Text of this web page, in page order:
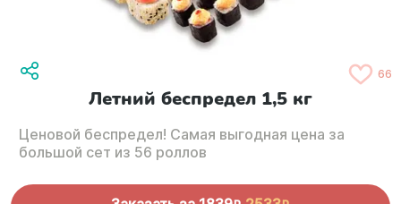
66
Летний беспредел 1,5 кг
Ценовой беспредел! Самая выгодная цена за
большой сет из 56 роллов